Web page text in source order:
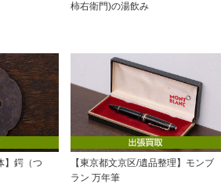
柿右衛門)の湯飲み
】鍔（つ
【東京都文京区/遺品整理】モンブ
ラン 万年筆